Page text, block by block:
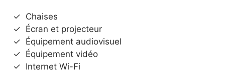
✓ Chaises
✓ Écran et projecteur
✓ Équipement audiovisuel
✓ Équipement vidéo
✓ Internet Wi-Fi